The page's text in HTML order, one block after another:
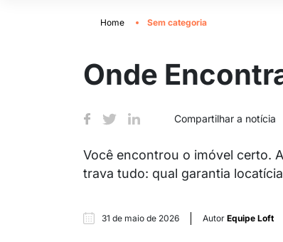
Home Sem categoria
Onde
Compartilhar a notícia
Você encontrou o imóvel certo.
trava tudo: qual garantia
31 de maio de 2026 Autor Equipe Loft